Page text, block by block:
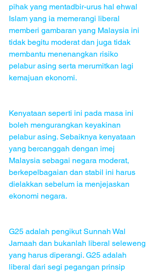
pihak yang mentadbir-urus hal ehwal
Islam yang ia memerangi liberal
memberi gambaran yang Malaysia ini
tidak begitu moderat dan juga tidak
membantu menenangkan risiko
pelabur asing serta merumitkan lagi
kemajuan ekonomi.
Kenyataan seperti ini pada masa ini
boleh mengurangkan keyakinan
pelabur asing. Sebaiknya kenyataan
yang bercanggah dengan imej
Malaysia sebagai negara moderat,
berkepelbagaian dan stabil ini harus
dielakkan sebelum ia menjejaskan
ekonomi negara.
G25 adalah pengikut Sunnah Wal
Jamaah dan bukanlah liberal seleweng
yang harus diperangi. G25 adalah
liberal dari segi pegangan prinsip